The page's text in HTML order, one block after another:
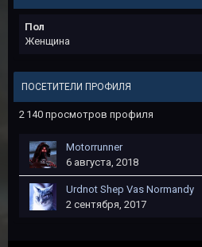
Пол
Женщина
ПОСЕТИТЕЛИ ПРОФИЛЯ
2 140 просмотров профиля
Motorrunner
6 августа, 2018
Urdnot Shep Vas Normandy
2 сентября, 2017